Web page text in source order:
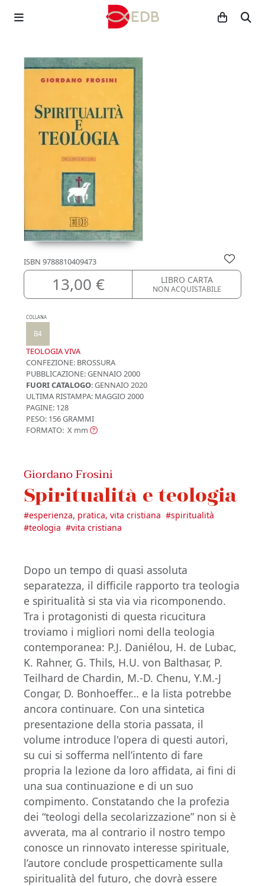
ISBN 9788810409473
13,00 € LIBRO CARTA
NON ACQUISTABILE
COLLANA
B4
TEOLOGIA VIVA
CONFEZIONE: BROSSURA
PUBBLICAZIONE:GENNAIO 2000
FUORI CATALOGO: GENNAIO 2020
ULTIMA RISTAMPA: MAGGIO 2000
PAGINE: 128
PESO: 156 GRAMMI
FORMATO: X mm
Giordano Frosini
Spiritualità e teologia
#esperienza, pratica, vita cristiana #spiritualità
#teologia #vita cristiana
Dopo un tempo di quasi assoluta
separatezza, il difficile rapporto tra teologia
e spiritualità si sta via via ricomponendo.
Tra i protagonisti di questa ricucitura
troviamo i migliori nomi della teologia
contemporanea: P.J. Daniélou, H. de Lubac,
K. Rahner, G. Thils, H.U. von Balthasar, P.
Teilhard de Chardin, M.-D. Chenu, Y.M.-J
Congar, D. Bonhoeffer… e la lista potrebbe
ancora continuare. Con una sintetica
presentazione della storia passata, il
volume introduce l'opera di questi autori,
su cui si sofferma nell’intento di fare
propria la lezione da loro affidata, ai fini di
una sua continuazione e di un suo
compimento. Constatando che la profezia
dei “teologi della secolarizzazione” non si è
avverata, ma al contrario il nostro tempo
conosce un rinnovato interesse spirituale,
l’autore conclude prospetticamente sulla
spiritualità del futuro, che dovrà essere